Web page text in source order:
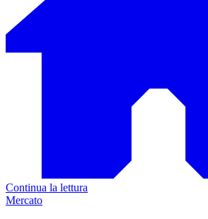
Continua la lettura
Mercato